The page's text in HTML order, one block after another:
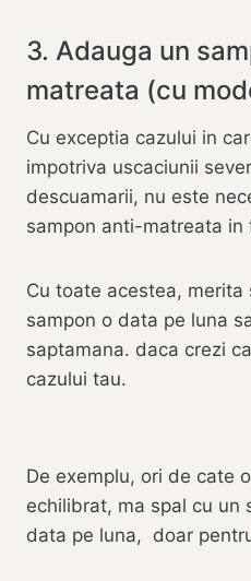
3. Adauga un
matreata (cu
Cu exceptia cazului in
impotriva uscaciunii
descuamarii, nu este
sampon anti-matreata in
Cu toate acestea, merita
sampon o data pe luna
saptamana. daca crezi
cazului tau.
De exemplu, ori de cate
echilibrat, ma spal cu un
data pe luna, doar